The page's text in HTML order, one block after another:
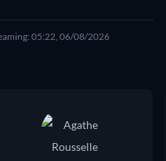
05:22, 06/08/2026